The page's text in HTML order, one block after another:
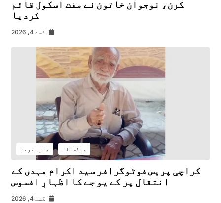
کرن، نوجوان خاتون نے مفت اسکول قائم
کردیا
اگست 4, 2026
پاکستان تازہ ترین
کراچی پریس فوٹوگرافر سید اکرام مہدی کے
انتقال پر کے یو جے کا اظہارِ افسوس
اگست 4, 2026